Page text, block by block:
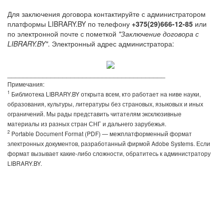
Для заключения договора контактируйте с администратором
платформы LIBRARY.BY по телефону +375(29)666-12-85 или
по электронной почте с пометкой "Заключение договора с
LIBRARY.BY". Электронный адрес администратора:
Примечания:
1 Библиотека LIBRARY.BY открыта всем, кто работает на ниве науки,
образования, культуры, литературы без страновых, языковых и иных
ограничений. Мы рады представить читателям эксклюзивные
материалы из разных стран СНГ и дальнего зарубежья.
2 Portable Document Format (PDF) — межплатформенный формат
электронных документов, разработанный фирмой Adobe Systems. Если
формат вызывает какие-либо сложности, обратитесь к администратору
LIBRARY.BY.